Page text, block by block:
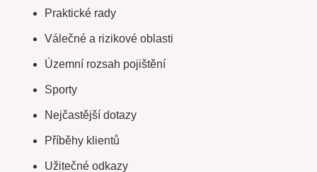
Praktické rady
Válečné a rizikové oblasti
Územní rozsah pojištění
Sporty
Nejčastější dotazy
Příběhy klientů
Užitečné odkazy